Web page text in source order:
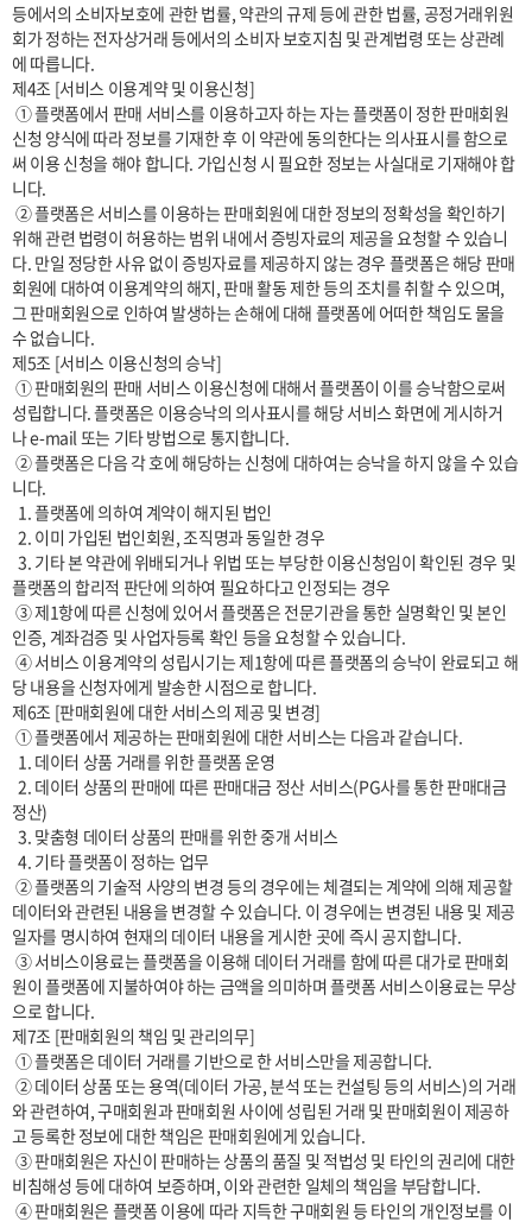
등에서의 소비자보호에 관한 법률, 약관의 규제 등에 관한 법률, 공정거래위원
회가 정하는 전자상거래 등에서의 소비자 보호지침 및 관계법령 또는 상관례
에 따릅니다.
제4조 [서비스 이용계약 및 이용신청]
신청 양식에 따라 정보를 기재한 후 이 약관에 동의한다는 의사표시를 함으로
써 이용 신청을 해야 합니다. 가입신청 시 필요한 정보는 사실대로 기재해야 합
니다.
위해 관련 법령이 허용하는 범위 내에서 증빙자료의 제공을 요청할 수 있습니
다. 만일 정당한 사유 없이 증빙자료를 제공하지 않는 경우 플랫폼은 해당 판매
회원에 대하여 이용계약의 해지, 판매 활동 제한 등의 조치를 취할 수 있으며,
그 판매회원으로 인하여 발생하는 손해에 대해 플랫폼에 어떠한 책임도 물을
수 없습니다.
제5조 [서비스 이용신청의 승낙]
성립합니다. 플랫폼은 이용승낙의 의사표시를 해당 서비스 화면에 게시하거
나 e-mail 또는 기타 방법으로 통지합니다.
니다.
  2. 이미 가입된 법인회원, 조직명과 동일한 경우
  3. 기타 본 약관에 위배되거나 위법 또는 부당한 이용신청임이 확인된 경우 및
플랫폼의 합리적 판단에 의하여 필요하다고 인정되는 경우
인증, 계좌검증 및 사업자등록 확인 등을 요청할 수 있습니다.
당 내용을 신청자에게 발송한 시점으로 합니다.
제6조 [판매회원에 대한 서비스의 제공 및 변경]
  2. 데이터 상품의 판매에 따른 판매대금 정산 서비스(PG사를 통한 판매대금
정산)
  3. 맞춤형 데이터 상품의 판매를 위한 중개 서비스
  4. 기타 플랫폼이 정하는 업무
데이터와 관련된 내용을 변경할 수 있습니다. 이 경우에는 변경된 내용 및 제공
일자를 명시하여 현재의 데이터 내용을 게시한 곳에 즉시 공지합니다.
원이 플랫폼에 지불하여야 하는 금액을 의미하며 플랫폼 서비스이용료는 무상
으로 합니다.
제7조 [판매회원의 책임 및 관리의무]
와 관련하여, 구매회원과 판매회원 사이에 성립된 거래 및 판매회원이 제공하
고 등록한 정보에 대한 책임은 판매회원에게 있습니다.
비침해성 등에 대하여 보증하며, 이와 관련한 일체의 책임을 부담합니다.